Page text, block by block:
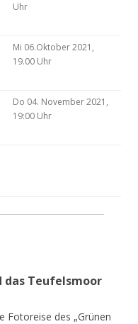
Uhr
Mi 06.Oktober 2021,
19.00 Uhr
Do 04. November 2021,
19:00 Uhr
das Teufelsmoor
Fotoreise des „Grünen